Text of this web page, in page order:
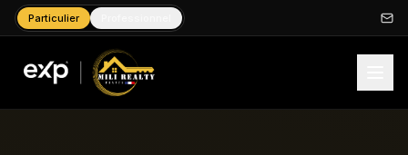
Particulier